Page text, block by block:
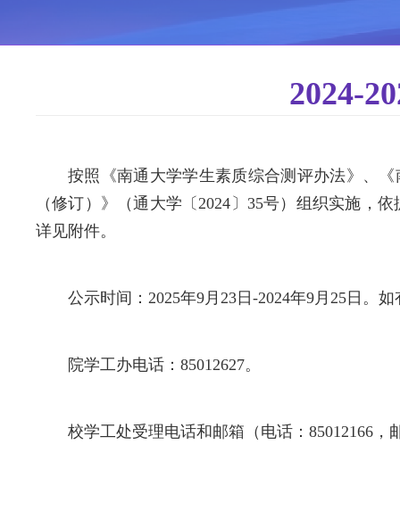
2024-
按照《南通大学学生素质综合测评办法》、
（修订）》（通大学〔2024〕35号）组织实施，
详见附件。
公示时间：2025年9月23日-2024年9月25日。
院学工办电话：85012627。
校学工处受理电话和邮箱（电话：85012166，